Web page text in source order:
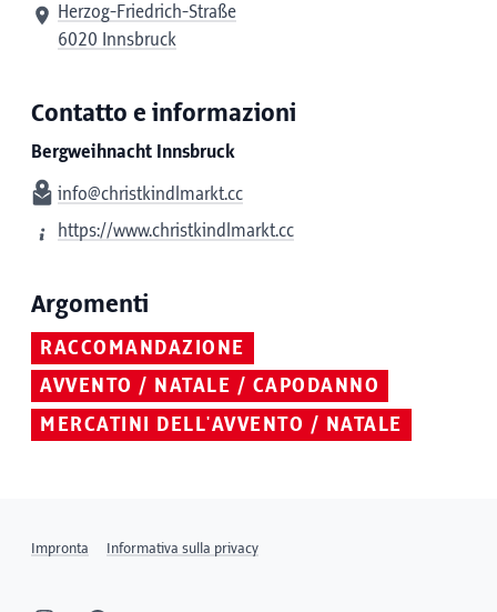
Herzog-Friedrich-Straße
6020 Innsbruck
Contatto e informazioni
Bergweihnacht Innsbruck
info@christkindlmarkt.cc
https://www.christkindlmarkt.cc
Argomenti
RACCOMANDAZIONE
AVVENTO / NATALE / CAPODANNO
MERCATINI DELL'AVVENTO / NATALE
Impronta Informativa sulla privacy